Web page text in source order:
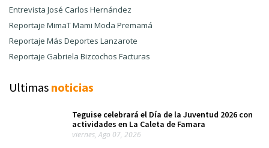
Entrevista José Carlos Hernández
Reportaje MimaT Mami Moda Premamá
Reportaje Más Deportes Lanzarote
Reportaje Gabriela Bizcochos Facturas
Ultimas noticias
Teguise celebrará el Día de la Juventud 2026 con
actividades en La Caleta de Famara
viernes, Ago 07, 2026